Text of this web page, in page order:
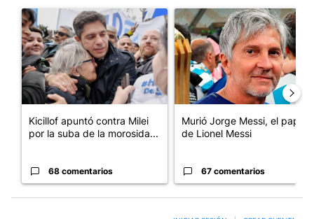
Un artículo de tendencia con el título "Kicillof apuntó contra
Kicillof apuntó contra Milei
por la suba de la morosida...
68 comentarios
Un artículo de tendencia con
Murió Jorge Messi, el papá
de Lionel Messi
67 comentarios